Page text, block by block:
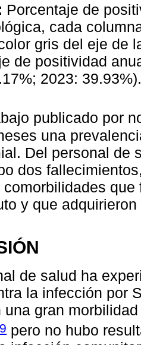
Porcentaje de
cada
gris del eje de
de positividad
2023:
publicado por
una
Del personal de
dos
y que
de salud ha
la infección por
una gran
9 pero no hubo